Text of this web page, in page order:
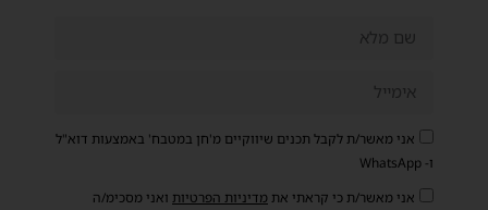
אני מאשר/ת לקבל תכנים שיווקיים מ'חן במטבח' באמצעות דוא"ל
ו- WhatsApp
אני מאשר/ת כי קראתי את מדיניות הפרטיות ואני מסכימ/ה